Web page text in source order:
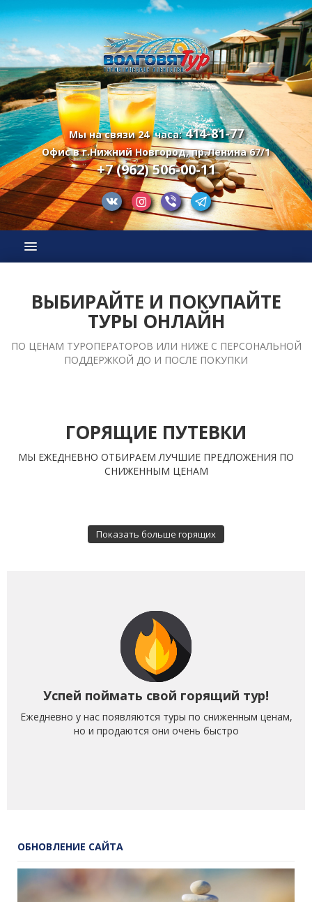
Мы на связи 24 часа: 414-81-77
Офис в г.Нижний Новгород, пр.Ленина 67/1
+7 (962) 506-00-11
ВЫБИРАЙТЕ И ПОКУПАЙТЕ
ТУРЫ ОНЛАЙН
ПО ЦЕНАМ ТУРОПЕРАТОРОВ ИЛИ НИЖЕ С ПЕРСОНАЛЬНОЙ
ПОДДЕРЖКОЙ ДО И ПОСЛЕ ПОКУПКИ
ГОРЯЩИЕ ПУТЕВКИ
МЫ ЕЖЕДНЕВНО ОТБИРАЕМ ЛУЧШИЕ ПРЕДЛОЖЕНИЯ ПО
СНИЖЕННЫМ ЦЕНАМ
Показать больше горящих
Успей поймать свой горящий тур!
Ежедневно у нас появляются туры по сниженным ценам,
но и продаются они очень быстро
ОБНОВЛЕНИЕ САЙТА